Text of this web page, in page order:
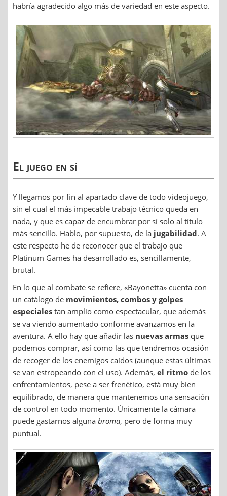
habría agradecido algo más de variedad en este aspecto.
El juego en sí
Y llegamos por fin al apartado clave de todo videojuego,
sin el cual el más impecable trabajo técnico queda en
nada, y que es capaz de encumbrar por sí solo al título
más sencillo. Hablo, por supuesto, de la jugabilidad. A
este respecto he de reconocer que el trabajo que
Platinum Games ha desarrollado es, sencillamente,
brutal.
En lo que al combate se refiere, «Bayonetta» cuenta con
un catálogo de movimientos, combos y golpes
especiales tan amplio como espectacular, que además
se va viendo aumentado conforme avanzamos en la
aventura. A ello hay que añadir las nuevas armas que
podemos comprar, así como las que tendremos ocasión
de recoger de los enemigos caídos (aunque estas últimas
se van estropeando con el uso). Además, el ritmo de los
enfrentamientos, pese a ser frenético, está muy bien
equilibrado, de manera que mantenemos una sensación
de control en todo momento. Únicamente la cámara
puede gastarnos alguna broma, pero de forma muy
puntual.